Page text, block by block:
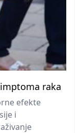
raka
efekte
i